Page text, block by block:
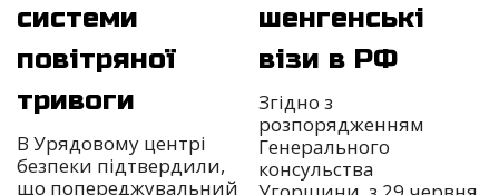
системи
повітряної
тривоги
В Урядовому центрі
безпеки підтвердили,
що попереджувальний
шенгенські
візи в РФ
Згідно з
розпорядженням
Генерального
консульства